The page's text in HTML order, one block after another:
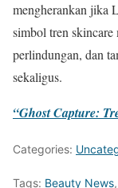
mengherankan jika
simbol tren skincare
perlindungan, dan
sekaligus.
“Ghost Capture:
Categories:
Tags: Beauty News,